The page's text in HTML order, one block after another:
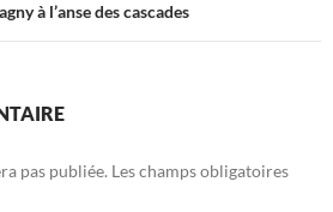
à l’anse des cascades
pas publiée. Les champs obligatoires